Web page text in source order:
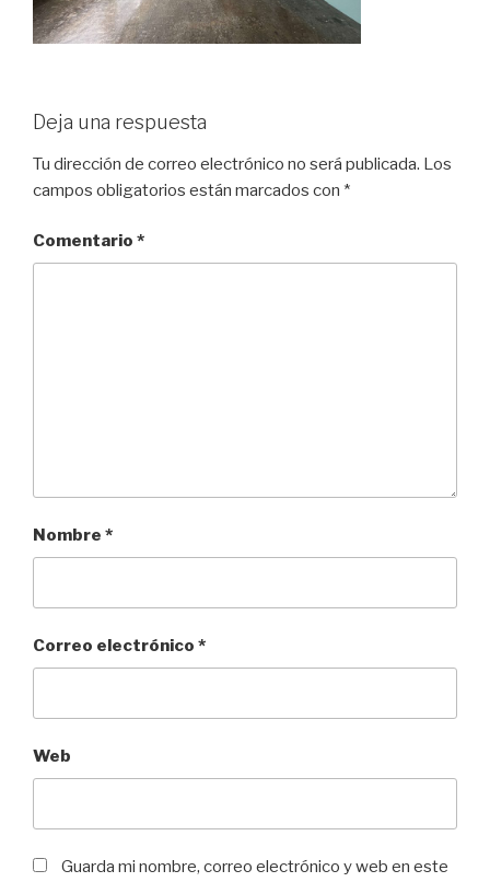
Deja una respuesta
Tu dirección de correo electrónico no será publicada. Los
campos obligatorios están marcados con *
Comentario *
Nombre *
Correo electrónico *
Web
Guarda mi nombre, correo electrónico y web en este